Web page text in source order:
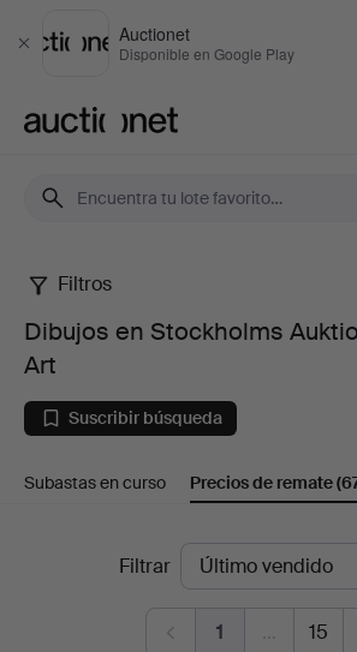
Cerrar
Auctionet
Disponible en Google Play
Dibujos
en
Stockholms
Auktionsverk
Filtros
Dibujos en Stockholms
Art
Suscribir búsqueda
Subastas en curso Precios de remate
Filtrar
1 … 15